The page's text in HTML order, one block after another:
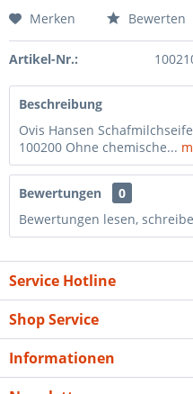
Merken Bewerten
Artikel-Nr.:
Beschreibung
Ovis Hansen
100200 Ohne chemische...
Bewertungen
0
Bewertungen lesen,
Service Hotline
Shop Service
Informationen